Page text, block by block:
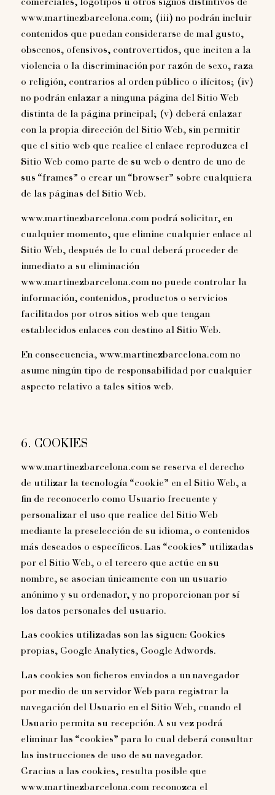
comerciales, logotipos u otros signos distintivos de
www.martinezbarcelona.com; (iii) no podrán incluir
contenidos que puedan considerarse de mal gusto,
obscenos, ofensivos, controvertidos, que inciten a la
violencia o la discriminación por razón de sexo, raza
o religión, contrarios al orden público o ilícitos; (iv)
no podrán enlazar a ninguna página del Sitio Web
distinta de la página principal; (v) deberá enlazar
con la propia dirección del Sitio Web, sin permitir
que el sitio web que realice el enlace reproduzca el
Sitio Web como parte de su web o dentro de uno de
sus “frames” o crear un “browser” sobre cualquiera
de las páginas del Sitio Web.
www.martinezbarcelona.com podrá solicitar, en
cualquier momento, que elimine cualquier enlace al
Sitio Web, después de lo cual deberá proceder de
inmediato a su eliminación
www.martinezbarcelona.com no puede controlar la
información, contenidos, productos o servicios
facilitados por otros sitios web que tengan
establecidos enlaces con destino al Sitio Web.
En consecuencia, www.martinezbarcelona.com no
asume ningún tipo de responsabilidad por cualquier
aspecto relativo a tales sitios web.
6. COOKIES
www.martinezbarcelona.com se reserva el derecho
de utilizar la tecnología “cookie” en el Sitio Web, a
fin de reconocerlo como Usuario frecuente y
personalizar el uso que realice del Sitio Web
mediante la preselección de su idioma, o contenidos
más deseados o específicos. Las “cookies” utilizadas
por el Sitio Web, o el tercero que actúe en su
nombre, se asocian únicamente con un usuario
anónimo y su ordenador, y no proporcionan por sí
los datos personales del usuario.
Las cookies utilizadas son las siguen: Cookies
propias, Google Analytics, Google Adwords.
Las cookies son ficheros enviados a un navegador
por medio de un servidor Web para registrar la
navegación del Usuario en el Sitio Web, cuando el
Usuario permita su recepción. A su vez podrá
eliminar las “cookies” para lo cual deberá consultar
las instrucciones de uso de su navegador.
Gracias a las cookies, resulta posible que
www.martinezbarcelona.com reconozca el